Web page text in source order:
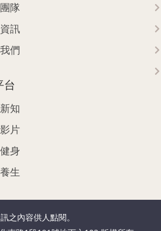
隊
訊
們
台
知
片
身
生
之內容供人點閱。